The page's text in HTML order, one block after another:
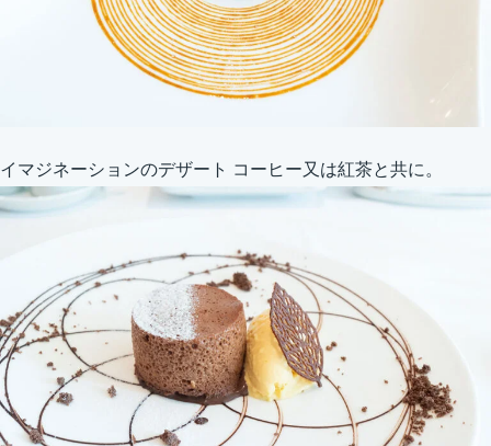
イマジネーションのデザート コーヒー又は紅茶と共に。